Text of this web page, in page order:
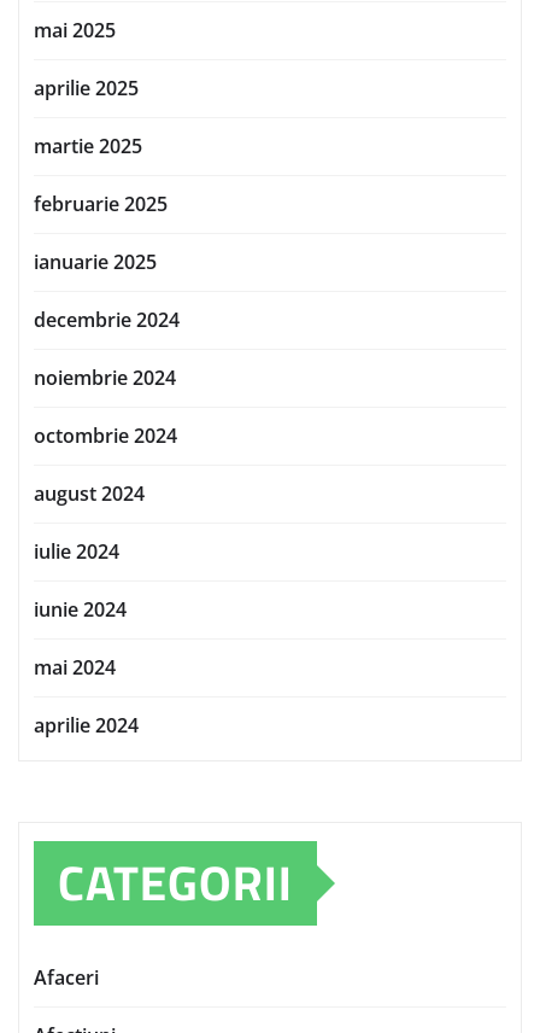
mai 2025
aprilie 2025
martie 2025
februarie 2025
ianuarie 2025
decembrie 2024
noiembrie 2024
octombrie 2024
august 2024
iulie 2024
iunie 2024
mai 2024
aprilie 2024
CATEGORII
Afaceri